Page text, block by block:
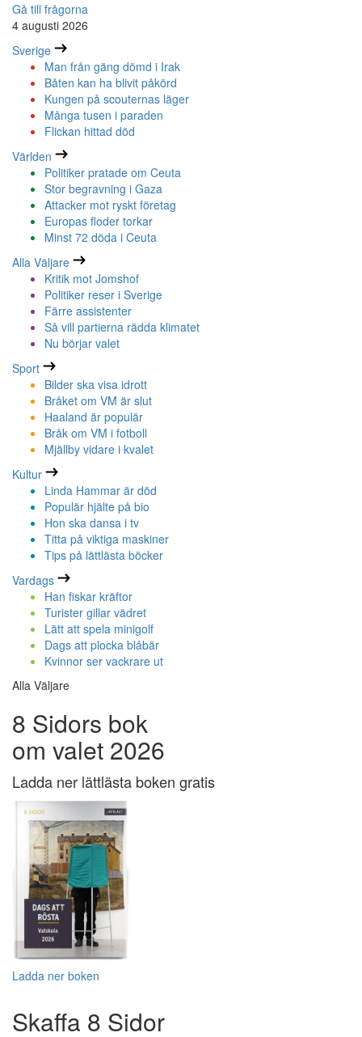
Gå till frågorna
4 augusti 2026
Sverige
Man från gäng dömd i Irak
Båten kan ha blivit påkörd
Kungen på scouternas läger
Många tusen i paraden
Flickan hittad död
Världen
Politiker pratade om Ceuta
Stor begravning i Gaza
Attacker mot ryskt företag
Europas floder torkar
Minst 72 döda i Ceuta
Alla Väljare
Kritik mot Jomshof
Politiker reser i Sverige
Färre assistenter
Så vill partierna rädda klimatet
Nu börjar valet
Sport
Bilder ska visa idrott
Bråket om VM är slut
Haaland är populär
Bråk om VM i fotboll
Mjällby vidare i kvalet
Kultur
Linda Hammar är död
Populär hjälte på bio
Hon ska dansa i tv
Titta på viktiga maskiner
Tips på lättlästa böcker
Vardags
Han fiskar kräftor
Turister gillar vädret
Lätt att spela minigolf
Dags att plocka blåbär
Kvinnor ser vackrare ut
Alla Väljare
8 Sidors bok
om valet 2026
Ladda ner lättlästa boken gratis
Ladda ner boken
Skaffa 8 Sidor